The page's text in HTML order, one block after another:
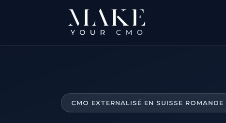
CMO EXTERNALISÉ EN SUISSE ROMANDE